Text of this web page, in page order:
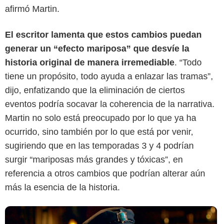
afirmó Martin.
El escritor lamenta que estos cambios puedan
generar un “efecto mariposa” que desvíe la
historia original de manera irremediable. “Todo
tiene un propósito, todo ayuda a enlazar las tramas”,
dijo, enfatizando que la eliminación de ciertos
eventos podría socavar la coherencia de la narrativa.
Martin no solo está preocupado por lo que ya ha
ocurrido, sino también por lo que está por venir,
sugiriendo que en las temporadas 3 y 4 podrían
surgir “mariposas más grandes y tóxicas”, en
referencia a otros cambios que podrían alterar aún
más la esencia de la historia.
HBO